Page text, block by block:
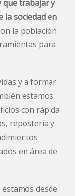
que trabajar y
la sociedad en
la población
para
y a formar
estamos
con rápida
repostería y
en área de
desde